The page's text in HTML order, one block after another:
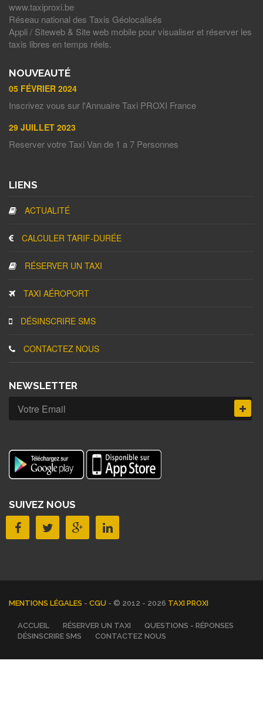
www.taxiproxi.be
Réseau national des Taxis Géolocalisés
Appli / Siteweb & Site web mobile pour visualiser et réserver les
taxis libres en temps réels.
NOUVEAUTÉ
05 FÉVRIER 2024
Inscrivez vous sur l'Annuaire Taxi PROXI France
29 JUILLET 2023
Reserver votre Taxi Van de 1 a 7 Personnes
LIENS
ACTUALITÉ
CALCULER TARIF-DURÉE
RÉSERVER UN TAXI
TAXI AÉROPORT
DÉSINSCRIRE SMS
CONTACTEZ NOUS
NEWSLETTER
SUIVEZ NOUS
MENTIONS LÉGALES - CGU - © 2012 - 2026 TAXI PROXI
ACCUEIL RÉSERVER UN TAXI
QUESTIONS - RÉPONSES
DÉSINSCRIRE SMS
CONTACTEZ NOUS